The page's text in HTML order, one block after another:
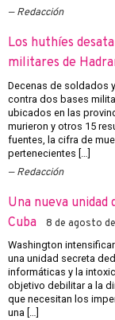
Redacción
Los huthíes
militares de
Decenas de soldados
contra dos bases
ubicados en las
murieron y otros 15
fuentes, la cifra de
pertenecientes […]
Redacción
Una nueva unidad
Cuba
8 de agosto
Washington
una unidad secreta
informáticas y la
objetivo debilitar a la
que necesitan los
una […]